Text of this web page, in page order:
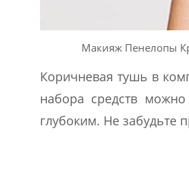
Макияж Пенелопы
Коричневая тушь в
набора средств
глубоким. Не забудьте